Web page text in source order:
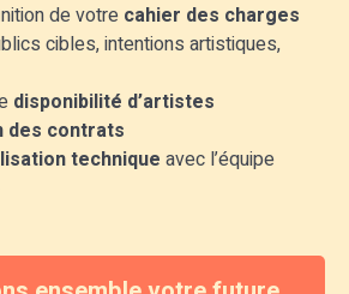
de votre cahier des charges
cibles, intentions artistiques,
disponibilité d’artistes
des contrats
technique avec l’équipe